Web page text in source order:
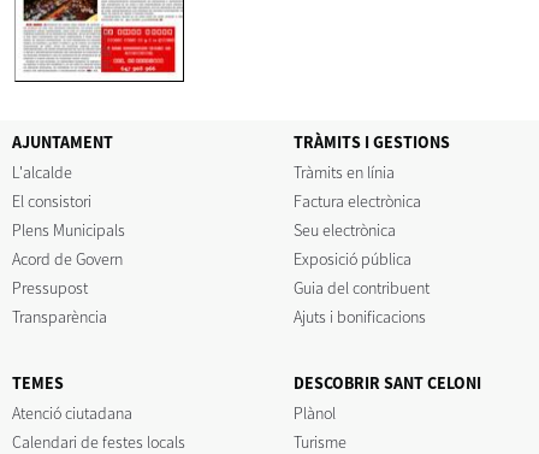
AJUNTAMENT
L'alcalde
El consistori
Plens Municipals
Acord de Govern
Pressupost
Transparència
TRÀMITS I GESTIONS
Tràmits en línia
Factura electrònica
Seu electrònica
Exposició pública
Guia del contribuent
Ajuts i bonificacions
TEMES
Atenció ciutadana
Calendari de festes locals
DESCOBRIR SANT CELONI
Plànol
Turisme